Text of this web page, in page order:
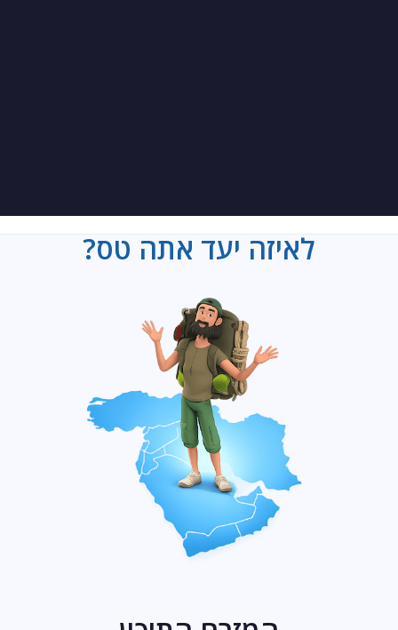
לאיזה יעד אתה טס?